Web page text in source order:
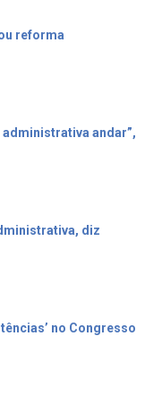
reforma
andar”,
diz
no Congresso